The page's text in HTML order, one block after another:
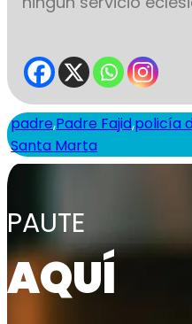
padre,Padre Fajid,policía
Santa Marta
PAUTE
AQUÍ